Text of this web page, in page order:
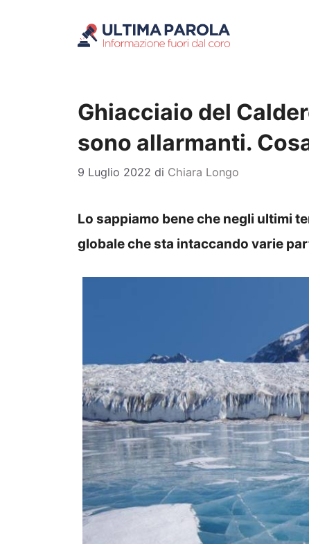
Ghiacciaio del
sono allarmanti.
9 Luglio 2022 di Chiara Longo
Lo sappiamo bene che negli ultimi
globale che sta intaccando varie